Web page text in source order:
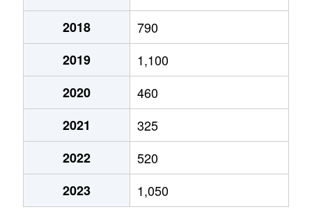
2018
790
2019
1,100
2020
460
2021
325
2022
520
2023
1,050